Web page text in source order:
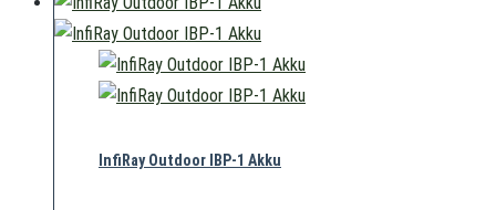
InfiRay Outdoor IBP-1 Akku